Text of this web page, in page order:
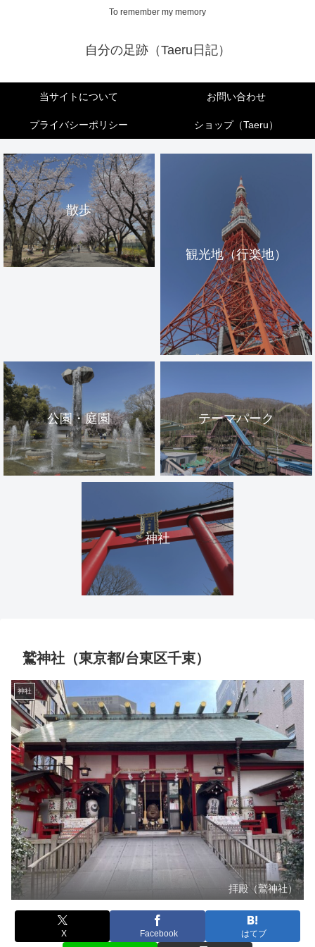
To remember my memory
自分の足跡（Taeru日記）
当サイトについて お問い合わせ
プライバシーポリシー ショップ（Taeru）
散歩
観光地（行楽地）
公園・庭園 テーマパーク
神社
鷲神社（東京都/台東区千束）
神社
拝殿（鷲神社）
X Facebook はてブ